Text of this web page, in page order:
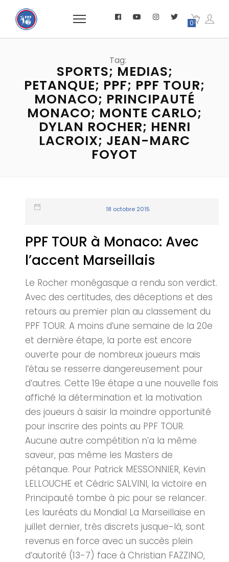
0
Tag:
SPORTS; MEDIAS;
PETANQUE; PPF; PPF TOUR;
MONACO; PRINCIPAUTÉ
MONACO; MONTE CARLO;
DYLAN ROCHER; HENRI
LACROIX; JEAN-MARC
FOYOT
18 octobre 2015
PPF TOUR à Monaco: Avec
l’accent Marseillais
Le Rocher monégasque a rendu son verdict.
Avec des certitudes, des déceptions et des
retours au premier plan au classement du
PPF TOUR. A moins d’une semaine de la 20e
et dernière étape, la porte est encore
ouverte pour de nombreux joueurs mais
l’étau se resserre dangereusement pour
d’autres. Cette 19e étape a une nouvelle fois
affiché la détermination et la motivation
des joueurs à saisir la moindre opportunité
pour inscrire des points au PPF TOUR.
Aucune autre compétition n’a la même
saveur, pas même les Masters de
pétanque. Pour Patrick MESSONNIER, Kevin
LELLOUCHE et Cédric SALVINI, la victoire en
Principauté tombe à pic pour se relancer.
Les lauréats du Mondial La Marseillaise en
juillet dernier, très discrets jusque-là, sont
revenus en force avec un succès plein
d’autorité (13-7) face à Christian FAZZINO,